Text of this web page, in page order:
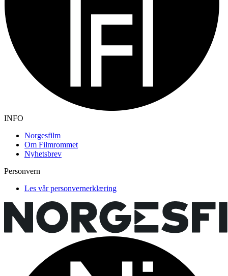
INFO
Norgesfilm
Om Filmrommet
Nyhetsbrev
Personvern
Les vår personvernerklæring